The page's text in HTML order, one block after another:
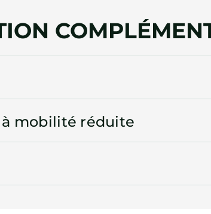
mobilité réduite